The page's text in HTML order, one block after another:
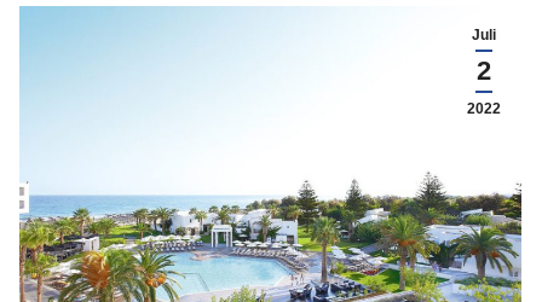
Juli
2
2022